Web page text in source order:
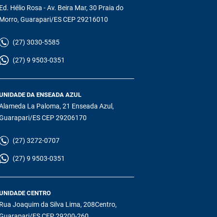
Ed. Hélio Rosa - Av. Beira Mar, 30 Praia do
Morro, Guarapari/ES CEP 29216010
(27) 3030-5585
(27) 9 9503-0351
DA ENSEADA AZUL
La Paloma, 21 Enseada Azul,
ES CEP 29206170
(27) 3272-0707
(27) 9 9503-0351
CENTRO
Rua Joaquim da Silva Lima, 208Centro,